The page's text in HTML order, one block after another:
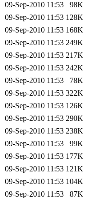
09-Sep-2010 11:53
98K
09-Sep-2010 11:53 128K
09-Sep-2010 11:53 168K
09-Sep-2010 11:53 249K
09-Sep-2010 11:53 217K
09-Sep-2010 11:53 242K
09-Sep-2010 11:53
78K
09-Sep-2010 11:53 322K
09-Sep-2010 11:53 126K
09-Sep-2010 11:53 290K
09-Sep-2010 11:53 238K
09-Sep-2010 11:53
99K
09-Sep-2010 11:53 177K
09-Sep-2010 11:53 121K
09-Sep-2010 11:53 104K
09-Sep-2010 11:53
87K